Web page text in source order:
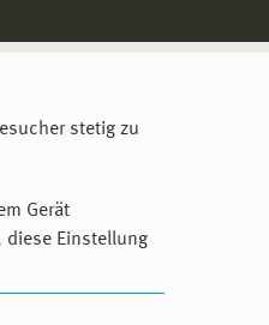
stetig zu
Gerät
Einstellung